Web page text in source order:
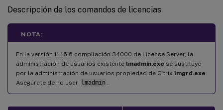
Descripción de los comandos de licencias
NOTA:
En la versión 11.16.6 compilación 34000 de License Server, la
administración de usuarios existente lmadmin.exe se sustituye
por la administración de usuarios propiedad de Citrix lmgrd.exe
Asegúrate de no usar lmadmin